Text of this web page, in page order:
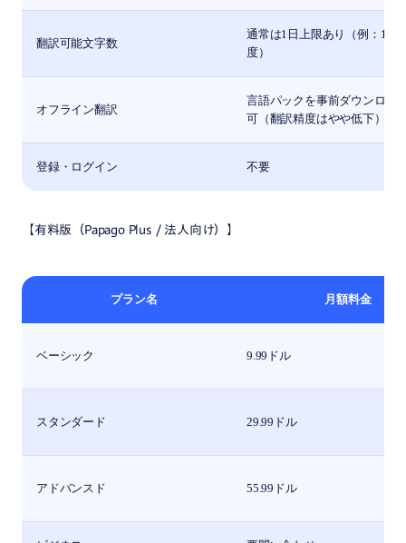
翻訳可能文字数
通常は1日上限あり（例：
度）
オフライン翻訳
言語パックを事前ダウンロー
可（翻訳精度はやや低下）
登録・ログイン 不要
【有料版（Papago Plus / 法人向け）】
プラン名 月額料金
ベーシック 9.99ドル
スタンダード 29.99ドル
アドバンスド 55.99ドル